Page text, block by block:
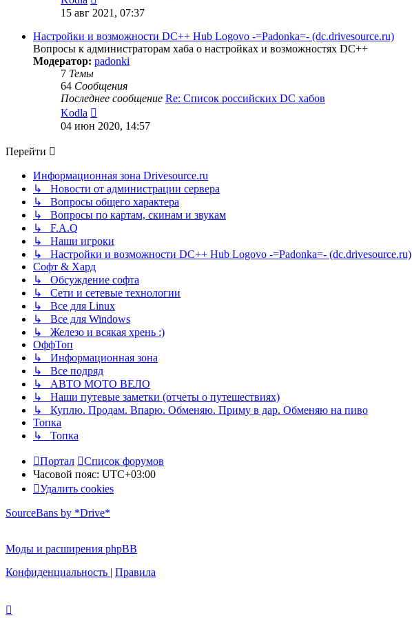
к
последнему
сообщению
15 авг 2021, 07:37
Настройки и возможности DC++ Hub Logovo -=Padonka=- (dc.drivesource.ru)
Вопросы к администраторам хаба о настройках и возможностях DC++
Модератор: padonki
7 Темы
64 Сообщения
Последнее сообщение Re: Список российских DC хабов
Kodla
к
последнему
04 июн 2020, 14:57
Перейти
Информационная зона Drivesource.ru
↳ Новости от администрации сервера
↳ Вопросы общего характера
↳ Вопросы по картам, скинам и звукам
↳ F.A.Q
↳ Наши игроки
↳ Настройки и возможности DC++ Hub Logovo -=Padonka=- (dc.drivesource.ru)
Софт & Хард
↳ Обсуждение софта
↳ Сети и сетевые технологии
↳ Все для Linux
↳ Все для Windows
↳ Железо и всякая хрень :)
ОффТоп
↳ Информационная зона
↳ Все подряд
↳ АВТО МОТО ВЕЛО
↳ Наши путевые заметки (отчеты о путешествиях)
↳ Куплю. Продам. Впарю. Обменяю. Приму в дар. Обменяю на пиво
Топка
↳ Топка
Портал
Список форумов
Часовой пояс: UTC+03:00
Удалить cookies
SourceBans by *Drive*
Моды и расширения phpBB
Конфиденциальность | Правила